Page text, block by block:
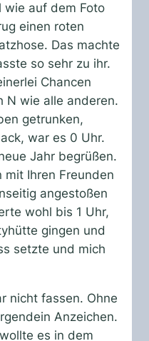
wie auf dem Foto
einen roten
Das machte
so sehr zu ihr.
Chancen
N wie alle anderen.
getrunken,
war es 0 Uhr.
Jahr begrüßen.
mit Ihren Freunden
angestoßen
wohl bis 1 Uhr,
gingen und
setzte und mich
nicht fassen. Ohne
Anzeichen.
es in dem